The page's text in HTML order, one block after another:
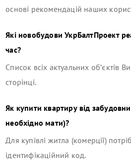
основі рекомендацій наших
Які новобудовиУкрБалтПроект
час?
Список всіх актуальних об’єктів
сторінці.
Як купити квартиру від
необхідно мати)?
Для купівлі житла (комерції)
ідентифікаційний код.